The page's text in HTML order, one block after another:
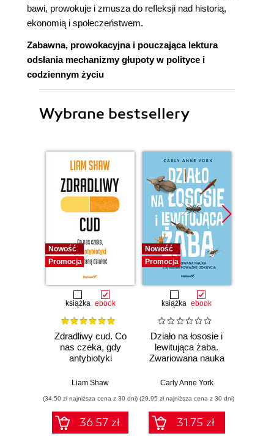
bawi, prowokuje i zmusza do refleksji nad historią,
ekonomią i społeczeństwem.
Zabawna, prowokacyjna i pouczająca lektura
odsłania mechanizmy głupoty w polityce i
codziennym życiu
Wybrane bestsellery
Nowość
Promocja
książka ebook
Zdradliwy cud. Co
nas czeka, gdy
antybiotyki
Liam Shaw
(34,50 zł najniższa cena z 30 dni)
36.57 zł
Nowość
Promocja
książka ebook
Działo na łososie i
lewitująca żaba.
Zwariowana nauka
poważne odkrycia
Carly Anne York
(29,95 zł najniższa cena z 30 dni)
31.75 zł